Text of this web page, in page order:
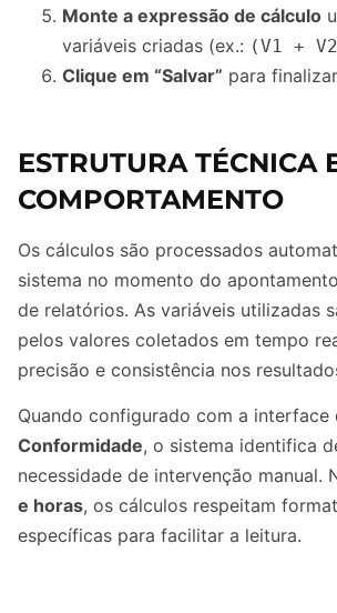
Monte a expressão de cálculo
variáveis criadas (ex.: (V1 +
Clique em “Salvar” para
ESTRUTURA TÉCNICA
COMPORTAMENTO
Os cálculos são processados
sistema no momento do
de relatórios. As variáveis utilizadas
pelos valores coletados em tempo
precisão e consistência nos
Quando configurado com a interface
Conformidade, o sistema identifica
necessidade de intervenção manual.
e horas, os cálculos respeitam
específicas para facilitar a leitura.